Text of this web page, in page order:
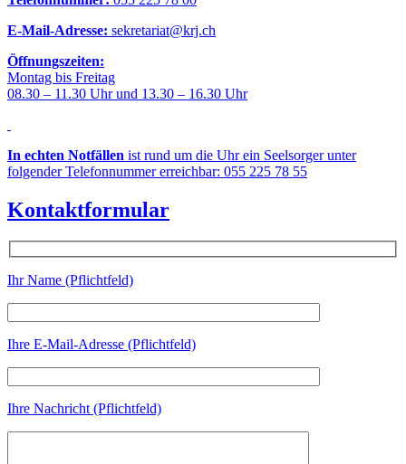
E-Mail-Adresse: sekretariat@krj.ch
Öffnungszeiten:
Montag bis Freitag
08.30 – 11.30 Uhr und 13.30 – 16.30 Uhr
In echten Notfällen ist rund um die Uhr ein Seelsorger unter
folgender Telefonnummer erreichbar: 055 225 78 55
Kontaktformular
Ihr Name (Pflichtfeld)
Ihre E-Mail-Adresse (Pflichtfeld)
Ihre Nachricht (Pflichtfeld)